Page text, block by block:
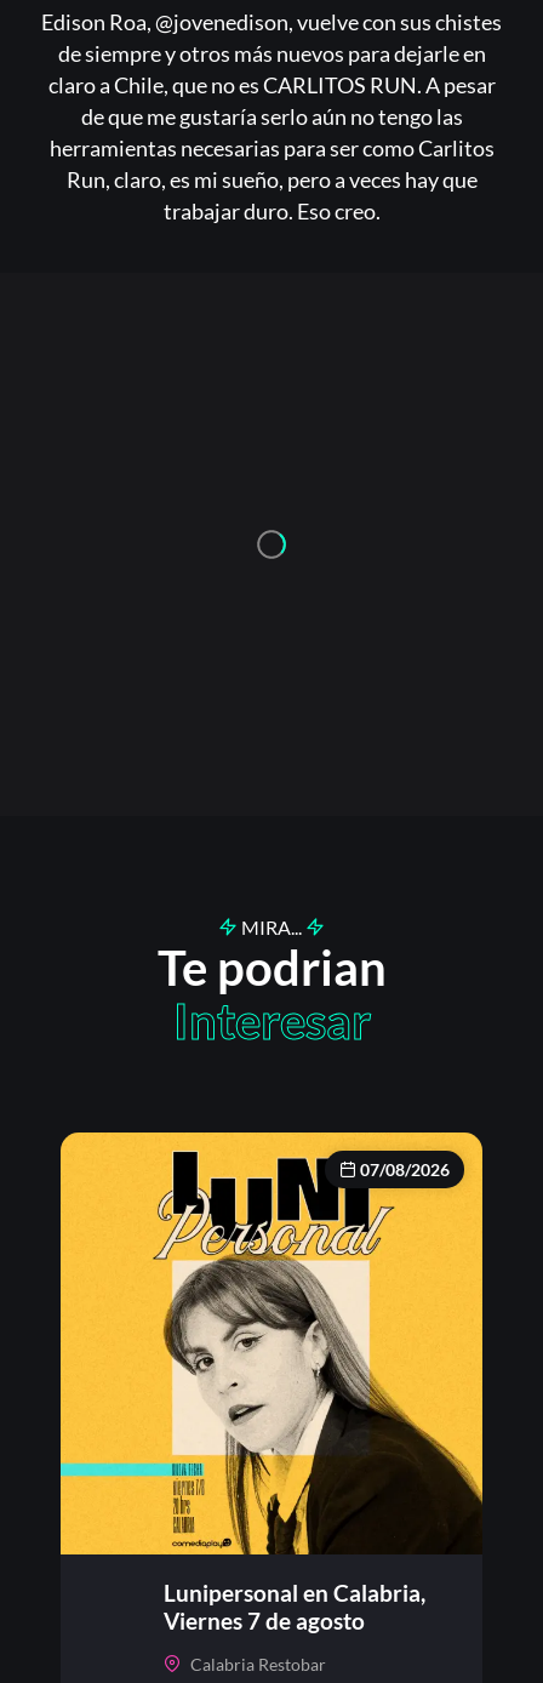
Edison Roa, @jovenedison, vuelve con sus chistes
de siempre y otros más nuevos para dejarle en
claro a Chile, que no es CARLITOS RUN. A pesar
de que me gustaría serlo aún no tengo las
herramientas necesarias para ser como Carlitos
Run, claro, es mi sueño, pero a veces hay que
trabajar duro. Eso creo.
MIRA...
Te podrian
Interesar
07/08/2026
Lunipersonal en Calabria,
Viernes 7 de agosto
Calabria Restobar